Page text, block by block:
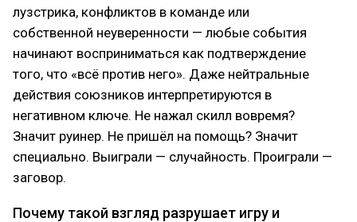
лузстрика, конфликтов в команде или
собственной неуверенности — любые события
начинают восприниматься как подтверждение
того, что «всё против него». Даже нейтральные
действия союзников интерпретируются в
негативном ключе. Не нажал скилл вовремя?
Значит руинер. Не пришёл на помощь? Значит
специально. Выиграли — случайность. Проиграли —
заговор.
Почему такой взгляд разрушает игру и